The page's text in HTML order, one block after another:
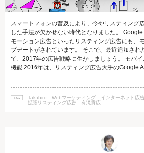
スマートフォンの普及により、今やリスティング
した手法が欠かせない時代となりました。
モーション広告といったリスティング広告にも、
プデートがされています。 そこで、最近追加され
て、2017年の広告戦略に生かしましょう。 モバ
機能 2016年は、リスティング広告大手のGoogle
ーション広告の新機能リリースが相次ぎました。
界の潮流です。 簡単に持ち運べていつでも検索で
Takahiro Webマーケティング インターネット広告
拡張リスティング広告
有滝貴広